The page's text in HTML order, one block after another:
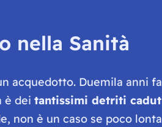
nella Sanità
acquedotto. Duemila anni fa
è dei tantissimi detriti
non è un caso se poco